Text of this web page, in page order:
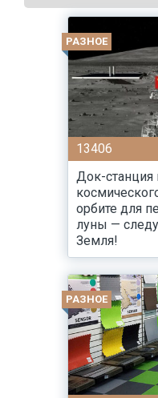
РАЗНОЕ
13406
Док-станция
орбите для
луны —
Земля!
РАЗНОЕ